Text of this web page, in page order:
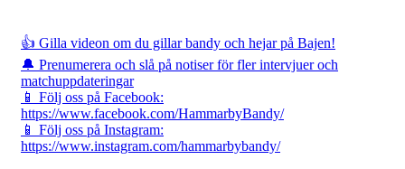
👍 Gilla videon om du gillar bandy och hejar på Bajen!
🔔 Prenumerera och slå på notiser för fler intervjuer och
matchuppdateringar
📱 Följ oss på Facebook:
https://www.facebook.com/HammarbyBandy/
📱 Följ oss på Instagram:
https://www.instagram.com/hammarbybandy/